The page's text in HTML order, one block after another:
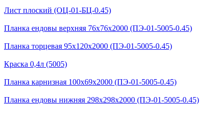
Лист плоский (ОЦ-01-БЦ-0.45)
Планка ендовы верхняя 76х76х2000 (ПЭ-01-5005-0.45)
Планка торцевая 95х120х2000 (ПЭ-01-5005-0.45)
Краска 0,4л (5005)
Планка карнизная 100х69х2000 (ПЭ-01-5005-0.45)
Планка ендовы нижняя 298х298х2000 (ПЭ-01-5005-0.45)